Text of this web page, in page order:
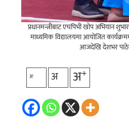
प्रधानमन्त्रीबाट एचपिभी खोप अभियान
माध्यमिक विद्यालयमा आयोजित
आजदेखि देशभर
अ- अ अ+